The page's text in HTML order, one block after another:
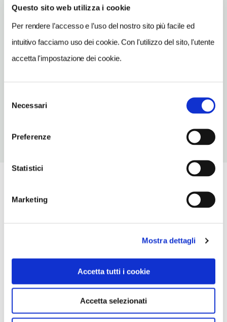
Questo sito web utilizza i cookie
Per rendere l’accesso e l’uso del nostro sito più facile ed
intuitivo facciamo uso dei cookie. Con l'utilizzo del sito, l'utente
accetta l'impostazione dei cookie.
delNecessari
Preferenze
Statistici
Marketing
Mostra dettagli
Accetta tutti i cookie
Accetta selezionati
095914924
TIPO DI CUCINA
del territorio,pizze
NUMERO COPERTI
Chiusura: periodo variabile